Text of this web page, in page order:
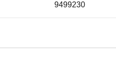
9499230